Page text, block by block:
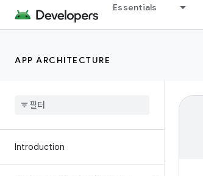
Essentials
APP ARCHITECTURE
Introduction